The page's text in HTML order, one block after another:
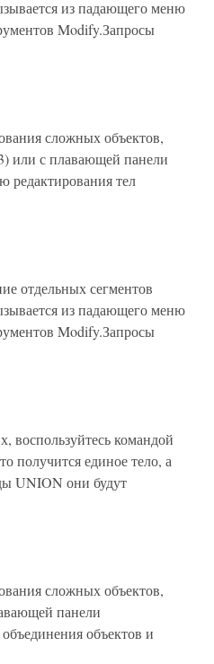
из падающего меню
Modify.Запросы
сложных объектов,
или с плавающей панели
тел
отдельных сегментов
из падающего меню
Modify.Запросы
воспользуйтесь командой
получится единое тело, а
UNION они будут
сложных объектов,
панели
объектов и